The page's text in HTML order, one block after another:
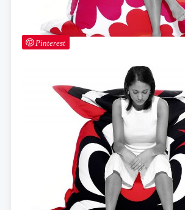
Pinterest